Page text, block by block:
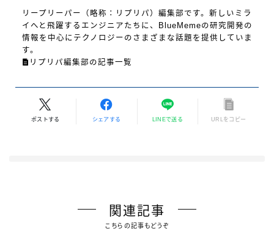
リープリーパー（略称：リプリパ）編集部です。新しいミラ
イへと飛躍するエンジニアたちに、BlueMemeの研究開発の
情報を中心にテクノロジーのさまざまな話題を提供していま
す。
リプリパ編集部の記事一覧
ポストする シェアする LINEで送る URLをコピー
関連記事
こちらの記事もどうぞ